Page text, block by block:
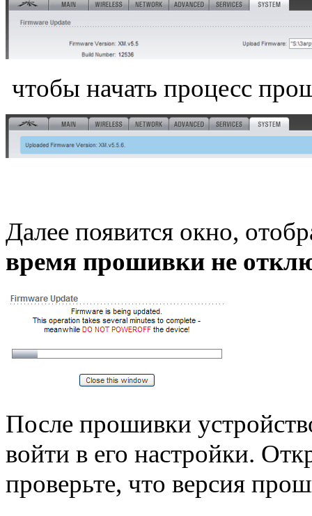
чтобы начать процесс
Далее появится окно,
время прошивки не
После прошивки
войти в его настройки.
проверьте, что версия